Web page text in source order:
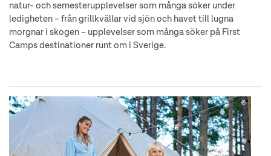
natur- och semesterupplevelser som många söker under
ledigheten – från grillkvällar vid sjön och havet till lugna
morgnar i skogen – upplevelser som många söker på First
Camps destinationer runt om i Sverige.